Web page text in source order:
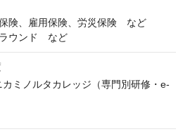
険、雇用保険、労災保険　など
ウンド　など
ミノルタカレッジ（専門別研修・e-